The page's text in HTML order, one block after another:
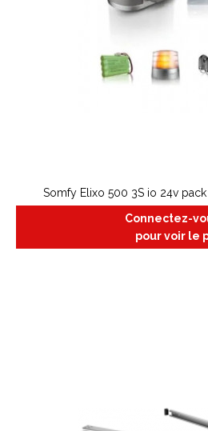
Somfy Elixo 500 3S io 24v
Connectez-
pour voir le